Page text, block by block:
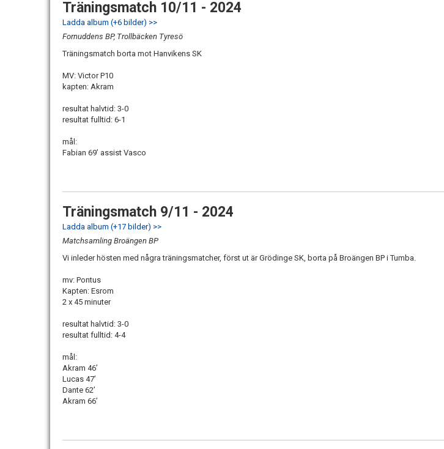
Träningsmatch 10/11 - 2024
Ladda album (+6 bilder) >>
Fornuddens BP, Trollbäcken Tyresö
Träningsmatch borta mot Hanvikens SK
MV: Victor P10
kapten: Akram
resultat halvtid: 3-0
resultat fulltid: 6-1
mål:
Fabian 69’ assist Vasco
Träningsmatch 9/11 - 2024
Ladda album (+17 bilder) >>
Matchsamling Broängen BP
Vi inleder hösten med några träningsmatcher, först ut är Grödinge SK, borta på Broängen BP i Tumba.
mv: Pontus
Kapten: Esrom
2 x 45 minuter
resultat halvtid: 3-0
resultat fulltid: 4-4
mål:
Akram 46’
Lucas 47’
Dante 62’
Akram 66’